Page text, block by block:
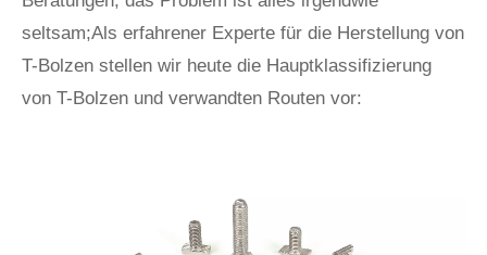
seltsam;Als erfahrener Experte für die Herstellung von
T-Bolzen stellen wir heute die Hauptklassifizierung
von T-Bolzen und verwandten Routen vor: